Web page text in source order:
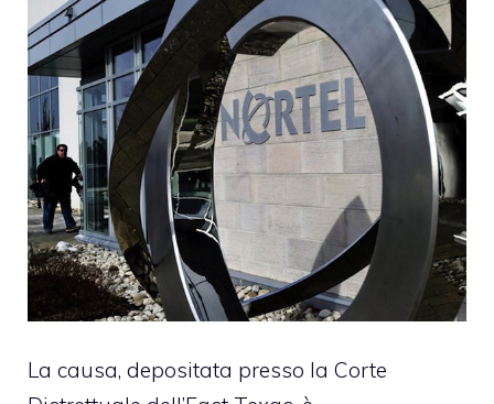
La causa, depositata presso la Corte